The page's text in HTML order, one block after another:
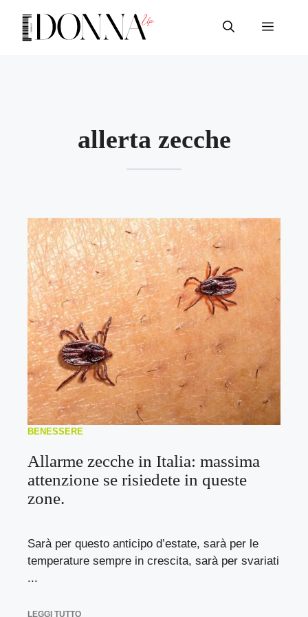
contenuto
Menu
allerta zecche
BENESSERE
Allarme zecche in Italia: massima
attenzione se risiedete in queste
zone.
Sarà per questo anticipo d’estate, sarà per le
temperature sempre in crescita, sarà per svariati
...
LEGGI TUTTO